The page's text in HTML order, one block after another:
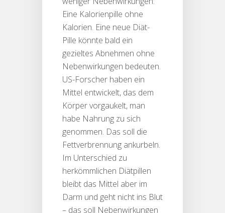
Eine Kalorienpille ohne
Kalorien. Eine neue Diät-
Pille könnte bald ein
gezieltes Abnehmen ohne
Nebenwirkungen bedeuten.
US-Forscher haben ein
Mittel entwickelt, das dem
Körper vorgaukelt, man
habe Nahrung zu sich
genommen. Das soll die
Fettverbrennung ankurbeln.
Im Unterschied zu
herkömmlichen Diätpillen
bleibt das Mittel aber im
Darm und geht nicht ins Blut
– das soll Nebenwirkungen